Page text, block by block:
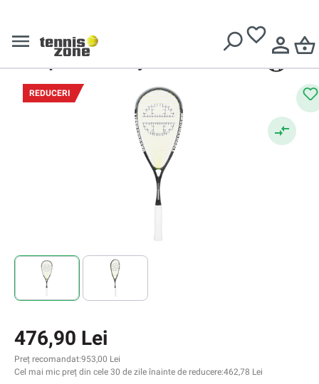
Rachetă squash
Unsquashable Syn-Tec 125
REDUCERI
476,90 Lei
Preț recomandat:953,00 Lei
Cel mai mic preț din cele 30 de zile înainte de reducere:462,78 Lei